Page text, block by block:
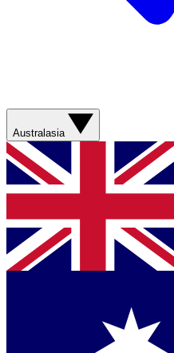
Australasia